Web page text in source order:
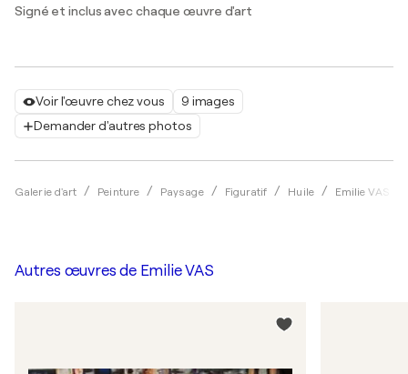
Voir l'œuvre chez vous
9 images
Demander d'autres photos
Galerie d'art Peinture Paysage Figuratif Huile Emilie VAS
Signé et inclus avec chaque œuvre d'art
Autres œuvres de Emilie VAS